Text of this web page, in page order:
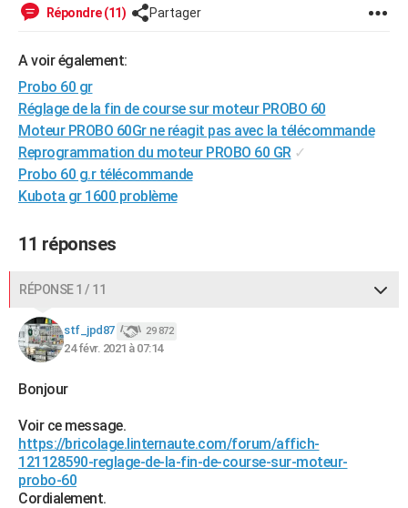
BONS PLANS
DICTIONNAIRE
Dictionnaire
Biographies
Citations
Expressions
Proverbes
PROGRAMME TV
COPAINS D'AVANT
S'inscrire
Se connecter
Lycées
Collèges
Primaires
Universités
Entreprises
Service militaire
Avis de recherche
AVIS DE DÉCÈS
Répondre (11) Partager
A voir également:
Probo 60 gr
Réglage de la fin de course sur moteur PROBO 60
Moteur PROBO 60Gr ne réagit pas avec la télécommande
Reprogrammation du moteur PROBO 60 GR ✓
Probo 60 g.r télécommande
Kubota gr 1600 problème
11 réponses
RÉPONSE 1 / 11
stf_jpd87 29 872
24 févr. 2021 à 07:14
Bonjour
Voir ce message.
https://bricolage.linternaute.com/forum/affich-
121128590-reglage-de-la-fin-de-course-sur-moteur-
probo-60
Cordialement.